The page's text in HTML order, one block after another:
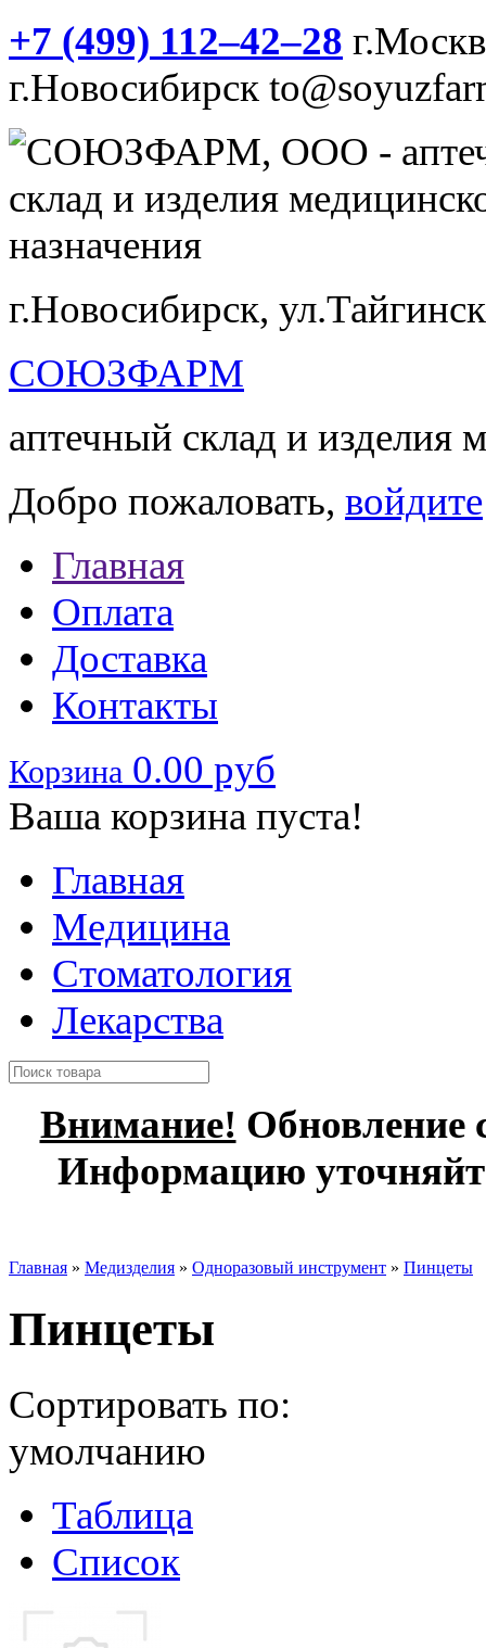
+7 (499) 112‒42‒28
г.Новосибирск
г.Новосибирск,
СОЮЗФАРМ
аптечный склад и изделия
Добро пожаловать, войдите
Главная
Оплата
Доставка
Контакты
Корзина 0.00 руб
Ваша корзина пуста!
Главная
Медицина
Стоматология
Лекарства
Внимание! Обновление
Информацию
Главная » Медизделия » Одноразовый инструмент » Пинцеты
Пинцеты
Сортировать по:
умолчанию
Таблица
Список